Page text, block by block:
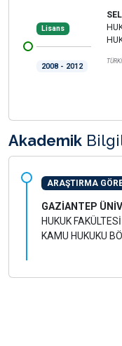
Lisans
2008 - 2012
Akademik
ARAŞTIRMA
GAZİANTEP
HUKUK FAKÜLTESİ
KAMU HUKUKU